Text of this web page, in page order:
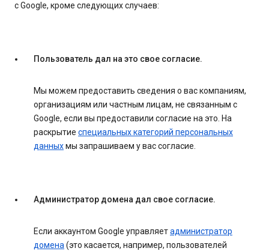
с Google, кроме следующих случаев:
Пользователь дал на это свое согласие.
Мы можем предоставить сведения о вас компаниям,
организациям или частным лицам, не связанным с
Google, если вы предоставили согласие на это. На
раскрытие специальных категорий персональных
данныхмы запрашиваем у вас согласие.
Администратор домена дал свое согласие.
Если аккаунтом Google управляетадминистратор
домена(это касается, например, пользователей